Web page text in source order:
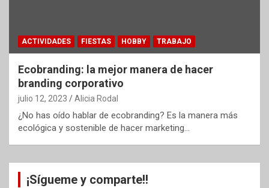
ACTIVIDADES FIESTAS HOBBY TRABAJO
Ecobranding: la mejor manera de hacer
branding corporativo
julio 12, 2023 Alicia Rodal
¿No has oído hablar de ecobranding? Es la manera más
ecológica y sostenible de hacer marketing…
¡Sígueme y comparte!!